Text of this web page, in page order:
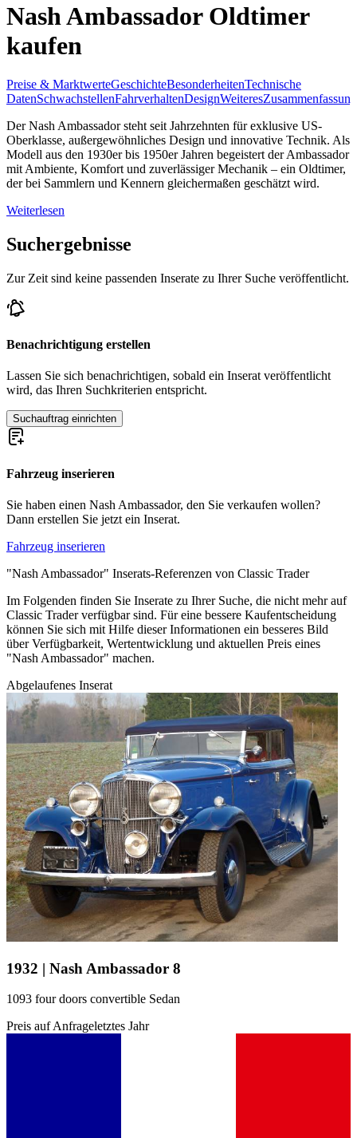
Nash Ambassador Oldtimer
kaufen
Preise & MarktwerteGeschichteBesonderheitenTechnische
DatenSchwachstellenFahrverhaltenDesignWeiteresZusammenfassung
Der Nash Ambassador steht seit Jahrzehnten für exklusive US-
Oberklasse, außergewöhnliches Design und innovative Technik. Als
Modell aus den 1930er bis 1950er Jahren begeistert der Ambassador
mit Ambiente, Komfort und zuverlässiger Mechanik – ein Oldtimer,
der bei Sammlern und Kennern gleichermaßen geschätzt wird.
Weiterlesen
Suchergebnisse
Zur Zeit sind keine passenden Inserate zu Ihrer Suche veröffentlicht.
Benachrichtigung erstellen
Lassen Sie sich benachrichtigen, sobald ein Inserat veröffentlicht
wird, das Ihren Suchkriterien entspricht.
Suchauftrag einrichten
Fahrzeug inserieren
Sie haben einen Nash Ambassador, den Sie verkaufen wollen?
Dann erstellen Sie jetzt ein Inserat.
Fahrzeug inserieren
"Nash Ambassador" Inserats-Referenzen von Classic Trader
Im Folgenden finden Sie Inserate zu Ihrer Suche, die nicht mehr auf
Classic Trader verfügbar sind. Für eine bessere Kaufentscheidung
können Sie sich mit Hilfe dieser Informationen ein besseres Bild
über Verfügbarkeit, Wertentwicklung und aktuellen Preis eines
"Nash Ambassador" machen.
Abgelaufenes Inserat
1932 | Nash Ambassador 8
1093 four doors convertible Sedan
Preis auf Anfrageletztes Jahr